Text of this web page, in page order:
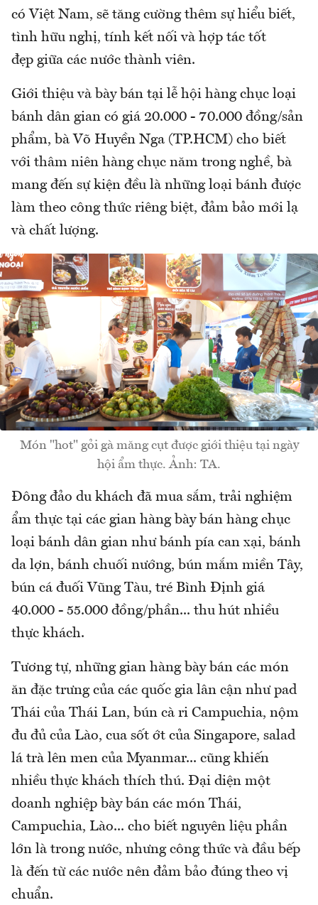
có Việt Nam, sẽ tăng cường thêm sự hiểu biết,
tình hữu nghị, tính kết nối và hợp tác tốt
đẹp giữa các nước thành viên.
Giới thiệu và bày bán tại lễ hội hàng chục loại
bánh dân gian có giá 20.000 - 70.000 đồng/sản
phẩm, bà Võ Huyền Nga (TP.HCM) cho biết
với thâm niên hàng chục năm trong nghề, bà
mang đến sự kiện đều là những loại bánh được
làm theo công thức riêng biệt, đảm bảo mới lạ
và chất lượng.
Món "hot" gỏi gà măng cụt được giới thiệu tại ngày
hội ẩm thực. Ảnh: TA.
Đông đảo du khách đã mua sắm, trải nghiệm
ẩm thực tại các gian hàng bày bán hàng chục
loại bánh dân gian như bánh pía can xại, bánh
da lợn, bánh chuối nướng, bún mắm miền Tây,
bún cá đuối Vũng Tàu, tré Bình Định giá
40.000 - 55.000 đồng/phần... thu hút nhiều
thực khách.
Tương tự, những gian hàng bày bán các món
ăn đặc trưng của các quốc gia lân cận như pad
Thái của Thái Lan, bún cà ri Campuchia, nộm
đu đủ của Lào, cua sốt ớt của Singapore, salad
lá trà lên men của Myanmar... cũng khiến
nhiều thực khách thích thú. Đại diện một
doanh nghiệp bày bán các món Thái,
Campuchia, Lào... cho biết nguyên liệu phần
lớn là trong nước, nhưng công thức và đầu bếp
là đến từ các nước nên đảm bảo đúng theo vị
chuẩn.